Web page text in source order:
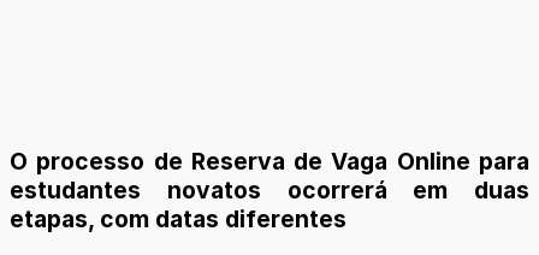
O processo de Reserva de Vaga Online para
estudantes novatos ocorrerá em duas
etapas, com datas diferentes